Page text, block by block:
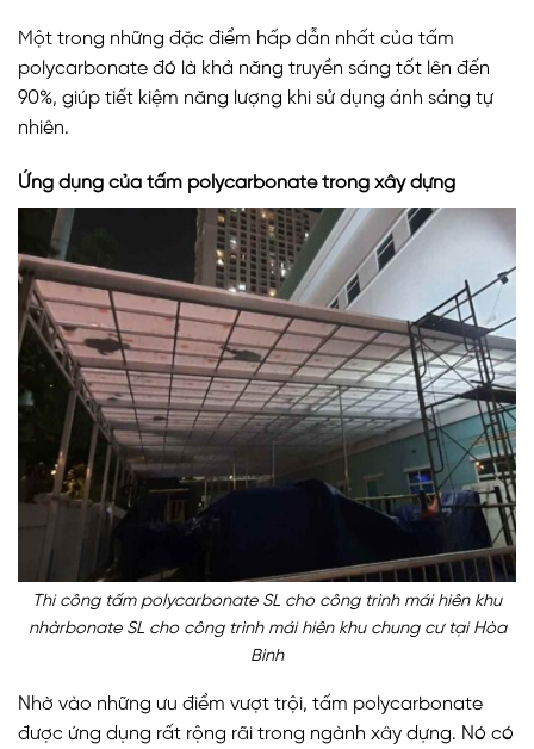
Một trong những đặc điểm hấp dẫn nhất của tấm
polycarbonate đó là khả năng truyền sáng tốt lên đến
90%, giúp tiết kiệm năng lượng khi sử dụng ánh sáng tự
nhiên.
Ứng dụng của tấm polycarbonate trong xây dựng
Thi công tấm polycarbonate SL cho công trình mái hiên khu
nhàrbonate SL cho công trình mái hiên khu chung cư tại Hòa
Bình
Nhờ vào những ưu điểm vượt trội, tấm polycarbonate
được ứng dụng rất rộng rãi trong ngành xây dựng. Nó có